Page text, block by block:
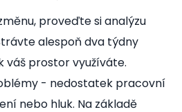
proveďte si analýzu
alespoň dva týdny
váš prostor využíváte.
- nedostatek pracovní
nebo hluk. Na základě